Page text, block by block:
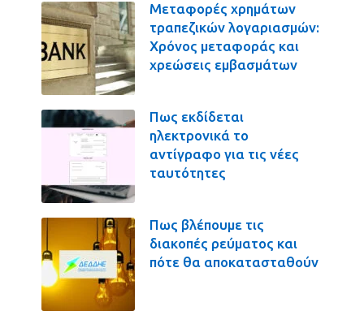
Μεταφορές χρημάτων
τραπεζικών λογαριασμών:
Χρόνος μεταφοράς και
χρεώσεις εμβασμάτων
Πως εκδίδεται
ηλεκτρονικά το
αντίγραφο για τις νέες
ταυτότητες
Πως βλέπουμε τις
διακοπές ρεύματος και
πότε θα αποκατασταθούν